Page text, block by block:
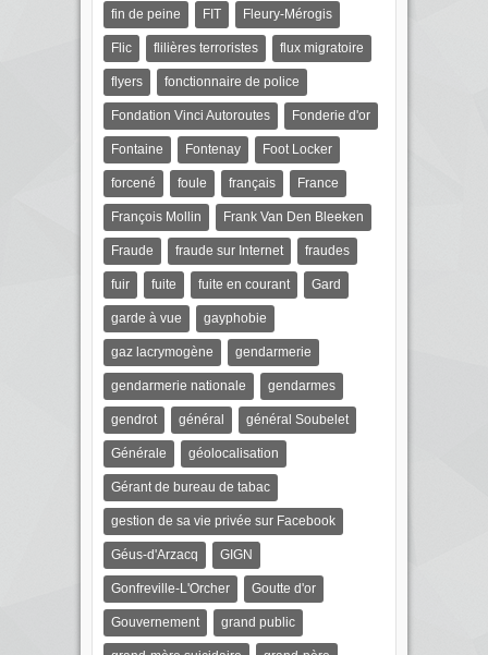
fin de peine FIT Fleury-Mérogis
Flic flilières terroristes flux migratoire
flyers fonctionnaire de police
Fondation Vinci Autoroutes Fonderie d'or
Fontaine Fontenay Foot Locker
forcené foule français France
François Mollin Frank Van Den Bleeken
Fraude fraude sur Internet fraudes
fuir fuite fuite en courant Gard
garde à vue gayphobie
gaz lacrymogène gendarmerie
gendarmerie nationale gendarmes
gendrot général général Soubelet
Générale géolocalisation
Gérant de bureau de tabac
gestion de sa vie privée sur Facebook
Géus-d'Arzacq GIGN
Gonfreville-L'Orcher Goutte d'or
Gouvernement grand public